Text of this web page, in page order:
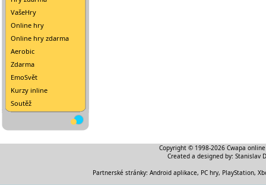
VašeHry
Online hry
Online hry zdarma
Aerobic
Zdarma
EmoSvět
Kurzy inline
Soutěž
Copyright © 1998-2026 Cwapa
Created a designed by: Stanislav
Partnerské stránky: Android aplikace, PC hry, PlayStation,